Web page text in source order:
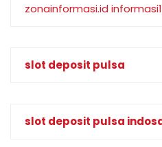
zonainformasi.id
slot deposit pulsa
slot deposit pulsa